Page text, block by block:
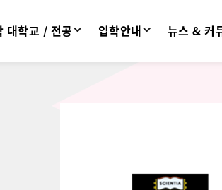
대학교 / 전공 입학안내 뉴스 & 커